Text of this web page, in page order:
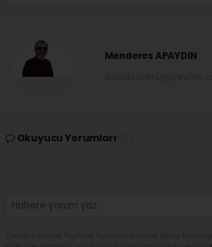
Menderes APAYDIN
Okuyucu Yorumları